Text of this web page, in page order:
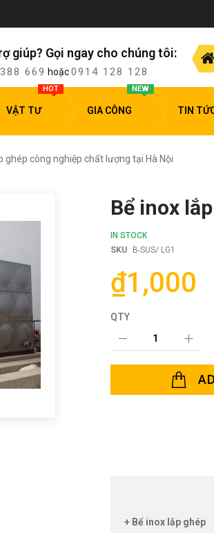
giúp? Gọi ngay cho chúng tôi:
669 hoặc0914 128 128
VẬT TƯ
HOT
GIA CÔNG
NEW
TIN
ghép công nghiệp chất lượng tại Hà Nội
Bể inox
IN STOCK
SKU
B-SUS/ LG1
₫1,000
QTY
+ Bể inox lắp ghép